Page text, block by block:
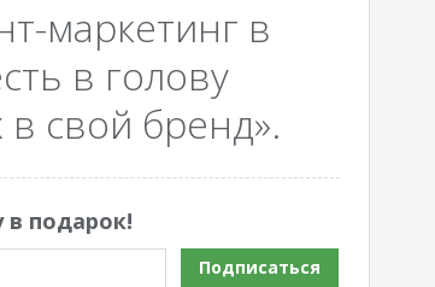
маркетинг в
в голову
свой бренд».
в подарок!
Подписаться